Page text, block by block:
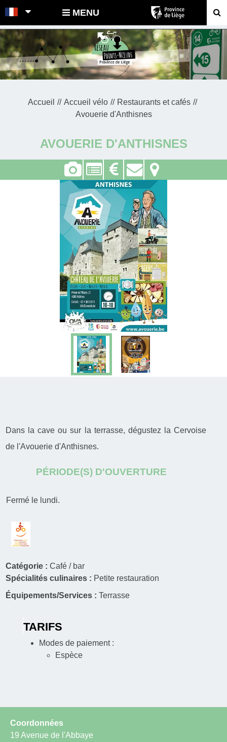
POINTS-NOEUDS MENU
Accueil Accueil vélo
Restaurants et cafés
Avouerie d'Anthisnes
AVOUERIE D'ANTHISNES
Dans la cave ou sur la terrasse, dégustez la Cervoise
de l'Avouerie d'Anthisnes.
PÉRIODE(S) D'OUVERTURE
Fermé le lundi.
Catégorie :Café / bar
Spécialités culinaires : Petite restauration
Équipements/Services :Terrasse
TARIFS
Modes de paiement :
Espèce
Coordonnées
19 Avenue de l'Abbaye